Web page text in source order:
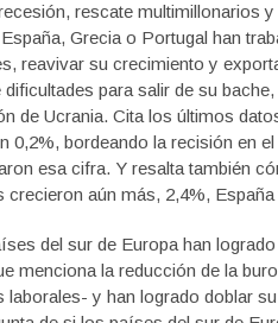
rescate multimillonarios
Grecia o Portugal han
reavivar su crecimiento y
para salir de su
de Ucrania. Cita los últimos
0,2%, bordeando la recisión en
esa cifra. Y resalta también
aún más, 2,4%,
del sur de Europa han
menciona la reducción de la
y han logrado doblar